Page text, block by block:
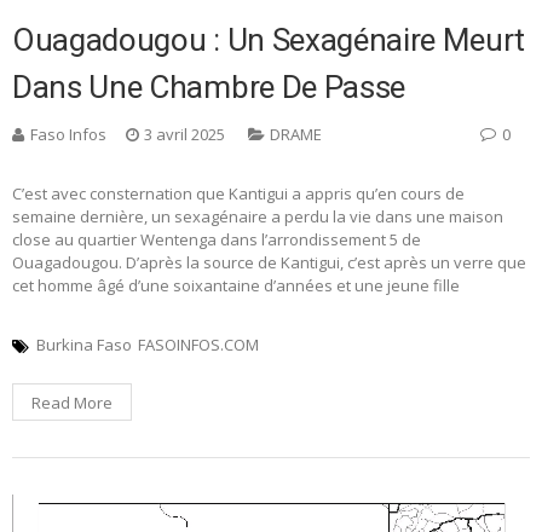
Ouagadougou : Un Sexagénaire Meurt
Dans Une Chambre De Passe
Faso Infos 3 avril 2025 DRAME 0
C’est avec consternation que Kantigui a appris qu’en cours de
semaine dernière, un sexagénaire a perdu la vie dans une maison
close au quartier Wentenga dans l’arrondissement 5 de
Ouagadougou. D’après la source de Kantigui, c’est après un verre que
cet homme âgé d’une soixantaine d’années et une jeune fille
Burkina Faso FASOINFOS.COM
Read More